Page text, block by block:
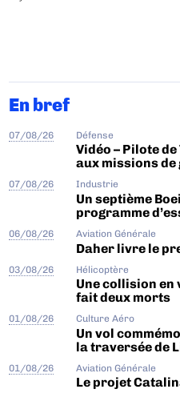
En bref
07/08/26 Défense
Vidéo – Pilote
aux missions de
07/08/26 Industrie
Un septième
programme
06/08/26 Aviation Générale
Daher livre le
03/08/26 Hélicoptère
Une collision en
fait deux morts
01/08/26 Culture Aéro
Un vol
la traversée de
01/08/26 Aviation Générale
Le projet